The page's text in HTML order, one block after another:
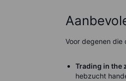
Voor degenen
Trading in the
hebzucht